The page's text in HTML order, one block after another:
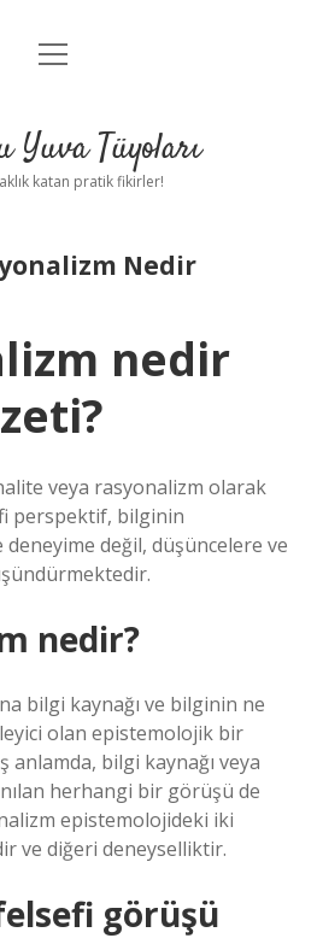
Anasayfa
Yasal Uyarı
menüyü
Yuva Tüyoları
katan pratik fikirler!
Nedir
nedir
veya rasyonalizm olarak
perspektif, bilginin
değil, düşüncelere ve
nedir?
bilgi kaynağı ve bilginin ne
olan epistemolojik bir
bilgi kaynağı veya
herhangi bir görüşü de
epistemolojideki iki
ve diğeri deneyselliktir.
görüşü